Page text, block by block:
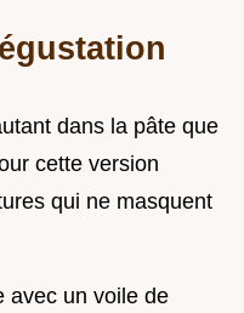
dans la pâte que
cette version
qui ne masquent
avec un voile de